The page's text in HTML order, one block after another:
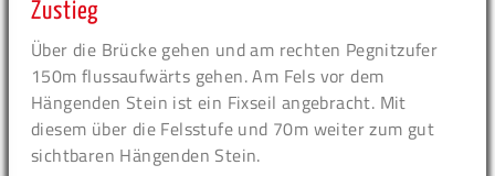
Zustieg
Über die Brücke gehen und am rechten Pegnitzufer
150m flussaufwärts gehen. Am Fels vor dem
Hängenden Stein ist ein Fixseil angebracht. Mit
diesem über die Felsstufe und 70m weiter zum gut
sichtbaren Hängenden Stein.